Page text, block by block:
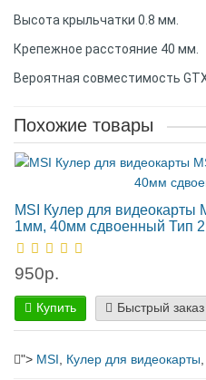
Высота крыльчатки 0.8 мм.
Крепежное расстояние 40 мм.
Вероятная совместимость
Похожие товары
MSI Кулер для видеокарты
1мм, 40мм сдвоенный Тип 2
950р.
Купить Быстрый
"> MSI, Кулер для видеокарты,